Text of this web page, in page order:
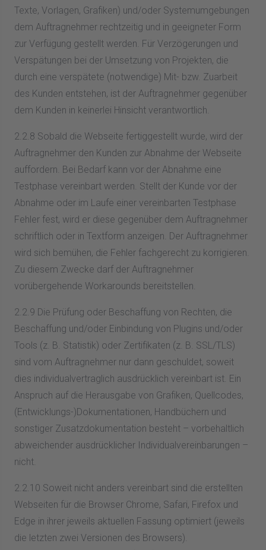
Texte, Vorlagen, Grafiken) und/oder Systemumgebungen
dem Auftragnehmer rechtzeitig und in geeigneter Form
zur Verfügung gestellt werden. Für Verzögerungen und
Verspätungen bei der Umsetzung von Projekten, die
durch eine verspätete (notwendige) Mit- bzw. Zuarbeit
des Kunden entstehen, ist der Auftragnehmer gegenüber
dem Kunden in keinerlei Hinsicht verantwortlich.
2.2.8 Sobald die Webseite fertiggestellt wurde, wird der
Auftragnehmer den Kunden zur Abnahme der Webseite
auffordern. Bei Bedarf kann vor der Abnahme eine
Testphase vereinbart werden. Stellt der Kunde vor der
Abnahme oder im Laufe einer vereinbarten Testphase
Fehler fest, wird er diese gegenüber dem Auftragnehmer
schriftlich oder in Textform anzeigen. Der Auftragnehmer
wird sich bemühen, die Fehler fachgerecht zu korrigieren.
Zu diesem Zwecke darf der Auftragnehmer
vorübergehende Workarounds bereitstellen.
2.2.9 Die Prüfung oder Beschaffung von Rechten, die
Beschaffung und/oder Einbindung von Plugins und/oder
Tools (z. B. Statistik) oder Zertifikaten (z. B. SSL/TLS)
sind vom Auftragnehmer nur dann geschuldet, soweit
dies individualvertraglich ausdrücklich vereinbart ist. Ein
Anspruch auf die Herausgabe von Grafiken, Quellcodes,
(Entwicklungs-)Dokumentationen, Handbüchern und
sonstiger Zusatzdokumentation besteht – vorbehaltlich
abweichender ausdrücklicher Individualvereinbarungen –
nicht.
2.2.10 Soweit nicht anders vereinbart sind die erstellten
Webseiten für die Browser Chrome, Safari, Firefox und
Edge in ihrer jeweils aktuellen Fassung optimiert (jeweils
die letzten zwei Versionen des Browsers).